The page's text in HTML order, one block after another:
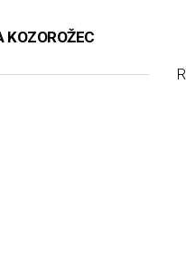
KOZOROŽEC